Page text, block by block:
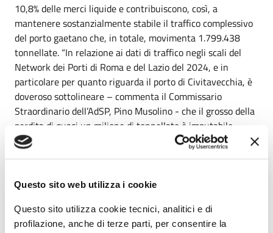
Questo sito web utilizza i cookie
Questo sito utilizza cookie tecnici, analitici e di
profilazione, anche di terze parti, per consentire la
10,8% delle merci liquide e contribuiscono, così, a
mantenere sostanzialmente stabile il traffico complessivo
del porto gaetano che, in totale, movimenta 1.799.438
tonnellate. “In relazione ai dati di traffico negli scali del
Network dei Porti di Roma e del Lazio del 2024, e in
particolare per quanto riguarda il porto di Civitavecchia, è
doveroso sottolineare – commenta il Commissario
Straordinario dell’AdSP, Pino Musolino - che il grosso della
perdita di quasi un milione di tonnellate è imputabile,
principalmente, alla chiusura della centrale a carbone Enel
e a scelte nazionali e di sistema prese negli ultimi 10 anni
imposte all’Autorità e che sono, anche, fuori dalla facoltà di
sistema nel complesso comunque tiene – prosegue
Musolino – con dati molto significativi e importanti nei